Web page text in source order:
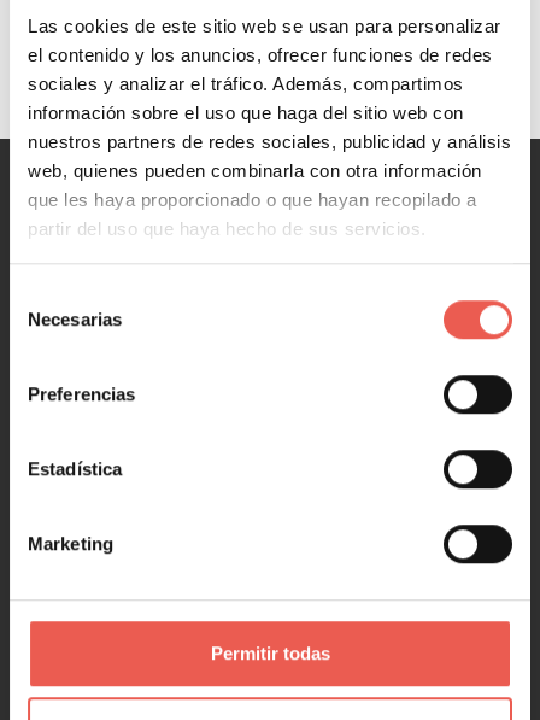
Las cookies de este sitio web se usan para personalizar
el contenido y los anuncios, ofrecer funciones de redes
sociales y analizar el tráfico. Además, compartimos
información sobre el uso que haga del sitio web con
nuestros partners de redes sociales, publicidad y análisis
web, quienes pueden combinarla con otra información
que les haya proporcionado o que hayan recopilado a
partir del uso que haya hecho de sus servicios.
Necesarias
Preferencias
Estadística
Marketing
Permitir todas
MARKETING
Marketing y Ventas
Redes Sociales
NEGOCIOS
Emprendimiento y Startups